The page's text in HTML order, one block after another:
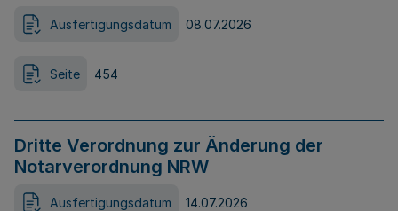
Ausfertigungsdatum 08.07.2026
Seite 454
Dritte Verordnung zur Änderung der
Notarverordnung NRW
Ausfertigungsdatum 14.07.2026